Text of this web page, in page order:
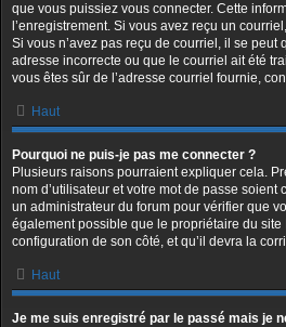
que vous puissiez vous connecter. Cette
l’enregistrement. Si vous avez reçu un
Si vous n’avez pas reçu de courriel, il se peut
adresse incorrecte ou que le courriel ait été
vous êtes sûr de l’adresse courriel fournie,
Haut
Pourquoi ne puis-je pas me connecter ?
Plusieurs raisons pourraient expliquer cela.
nom d’utilisateur et votre mot de passe soient
un administrateur du forum pour vérifier que
également possible que le propriétaire du site
configuration de son côté, et qu’il devra la
Haut
Je me suis enregistré par le passé mais je